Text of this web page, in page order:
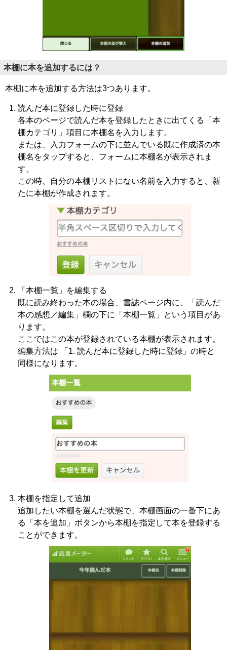
本棚に本を追加するには？
本棚に本を追加する方法は3つあります。
読んだ本に登録した時に登録
各本のページで読んだ本を登録したときに出てくる「本
棚カテゴリ」項目に本棚名を入力します。
または、入力フォームの下に並んでいる既に作成済の本
棚名をタップすると、フォームに本棚名が表示されま
す。
この時、自分の本棚リストにない名前を入力すると、新
たに本棚が作成されます。
「本棚一覧」を編集する
既に読み終わった本の場合、書誌ページ内に、「読んだ
本の感想／編集」欄の下に「本棚一覧」という項目があ
ります。
ここではこの本が登録されている本棚が表示されます。
編集方法は 「1. 読んだ本に登録した時に登録」の時と
同様になります。
本棚を指定して追加
追加したい本棚を選んだ状態で、本棚画面の一番下にあ
る「本を追加」ボタンから本棚を指定して本を登録する
ことができます。